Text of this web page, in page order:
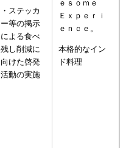
・ステッカ
ー等の掲示
による食べ
残し削減に
向けた啓発
活動の実施
ｅｓｏｍｅ
Ｅｘｐｅｒｉ
ｅｎｃｅ。
本格的なイン
ド料理